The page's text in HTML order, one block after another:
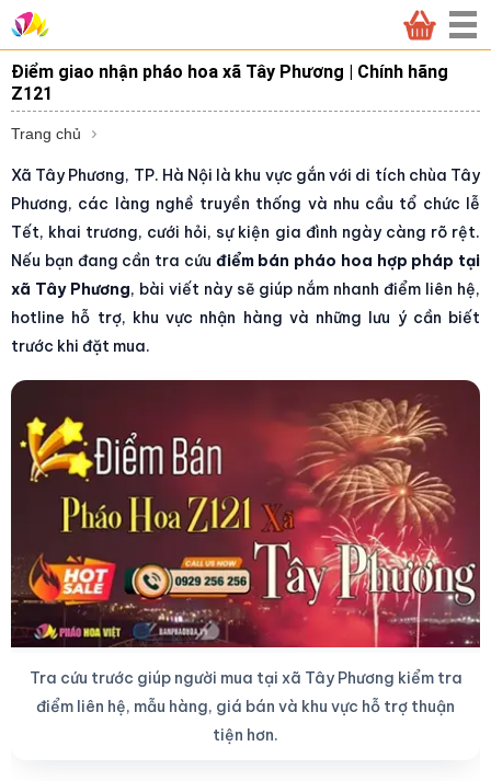
Điểm giao nhận pháo hoa xã Tây Phương | Chính hãng
Z121
Trang chủ
Xã Tây Phương, TP. Hà Nội là khu vực gắn với di tích chùa Tây
Phương, các làng nghề truyền thống và nhu cầu tổ chức lễ
Tết, khai trương, cưới hỏi, sự kiện gia đình ngày càng rõ rệt.
Nếu bạn đang cần tra cứu điểm bán pháo hoa hợp pháp tại
xã Tây Phương, bài viết này sẽ giúp nắm nhanh điểm liên hệ,
hotline hỗ trợ, khu vực nhận hàng và những lưu ý cần biết
trước khi đặt mua.
Tra cứu trước giúp người mua tại xã Tây Phương kiểm tra
điểm liên hệ, mẫu hàng, giá bán và khu vực hỗ trợ thuận
tiện hơn.